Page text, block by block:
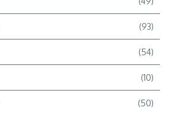
(93)
(54)
(10)
(50)